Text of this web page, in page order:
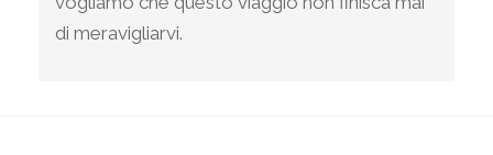
di meravigliarvi.